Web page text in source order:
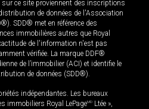
ce site proviennent des inscriptions
de données de l'Association
SDD® met en référence des
immobilières autres que Royal
de l'information n'est pas
vérifiée. La marque DDF®
de l’immobilier (ACI) et identifie le
de données (SDD®).
indépendantes. Les bureaux
immobiliers Royal LePageMD Ltée »,